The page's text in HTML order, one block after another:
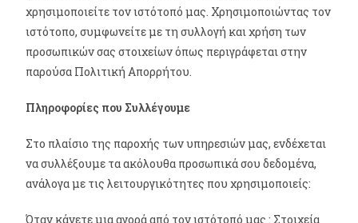
χρησιμοποιείτε τον ιστότοπό μας. Χρησιμοποιώντας τον
ιστότοπο, συμφωνείτε με τη συλλογή και χρήση των
προσωπικών σας στοιχείων όπως περιγράφεται στην
παρούσα Πολιτική Απορρήτου.
Πληροφορίες που Συλλέγουμε
Στο πλαίσιο της παροχής των υπηρεσιών μας, ενδέχεται
να συλλέξουμε τα ακόλουθα προσωπικά σου δεδομένα,
ανάλογα με τις λειτουργικότητες που χρησιμοποιείς:
Όταν κάνετε μια αγορά από τον ιστότοπό μας : Στοιχεία